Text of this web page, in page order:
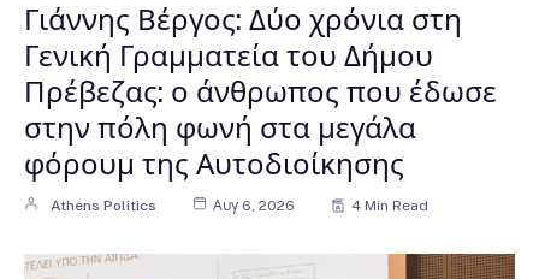
Γιάννης Βέργος: Δύο χρόνια στη
Γενική Γραμματεία του Δήμου
Πρέβεζας: ο άνθρωπος που έδωσε
στην πόλη φωνή στα μεγάλα
φόρουμ της Αυτοδιοίκησης
Athens Politics Αυγ 6, 2026 4 Min Read